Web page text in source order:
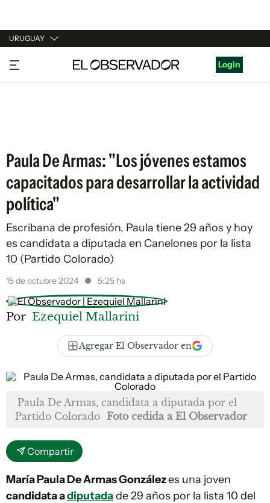
URUGUAY
URUGUAY
ARGENTINA
Login
Paula De Armas: "Los jóvenes estamos
capacitados para desarrollar la actividad
política"
Escribana de profesión, Paula tiene 29 años y hoy
es candidata a diputada en Canelones por la lista
10 (Partido Colorado)
15 de octubre 2024 5:25 hs
Por Ezequiel Mallarini
Agregar El Observador en
Paula De Armas, candidata a diputada por el
Partido Colorado Foto cedida a El Observador
Compartir
María Paula De Armas Gonzálezes una joven
candidata adiputadade 29 años por la lista 10 del